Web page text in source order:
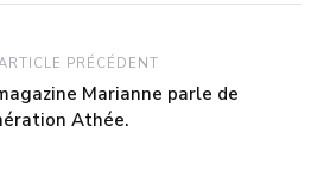
PRÉCÉDENT
Marianne parle de
Athée.